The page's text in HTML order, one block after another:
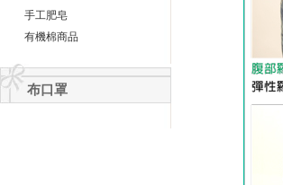
手工肥皂
有機棉商品
布口罩